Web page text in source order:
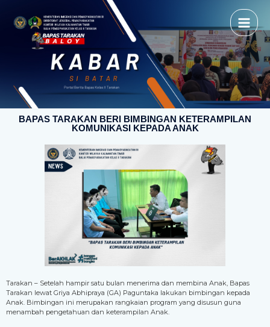
BAPAS TARAKAN BERI BIMBINGAN KETERAMPILAN
KOMUNIKASI KEPADA ANAK
Tarakan – Setelah hampir satu bulan menerima dan membina Anak, Bapas
Tarakan lewat Griya Abhipraya (GA) Paguntaka lakukan bimbingan kepada
Anak. Bimbingan ini merupakan rangkaian program yang disusun guna
menambah pengetahuan dan keterampilan Anak.